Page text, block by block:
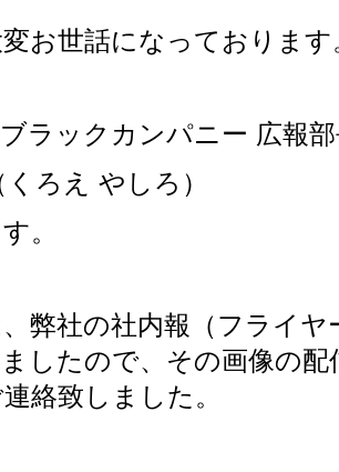
お世話になっております
ラックカンパニー 広報
ろえ やしろ）
。
弊社の社内報（フライヤ
したので、その画像の配
絡致しました。